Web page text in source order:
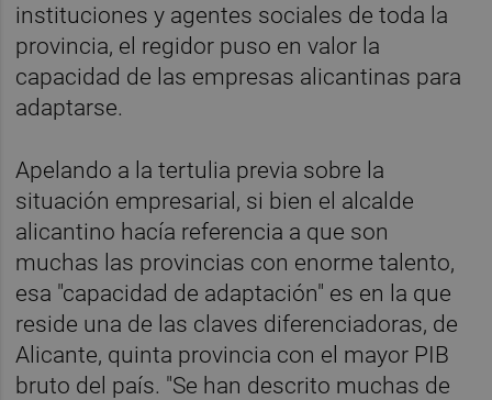
instituciones y agentes sociales de toda la
provincia, el regidor puso en valor la
capacidad de las empresas alicantinas para
adaptarse.
Apelando a la tertulia previa sobre la
situación empresarial, si bien el alcalde
alicantino hacía referencia a que son
muchas las provincias con enorme talento,
esa "capacidad de adaptación" es en la que
reside una de las claves diferenciadoras, de
Alicante, quinta provincia con el mayor PIB
bruto del país. "Se han descrito muchas de